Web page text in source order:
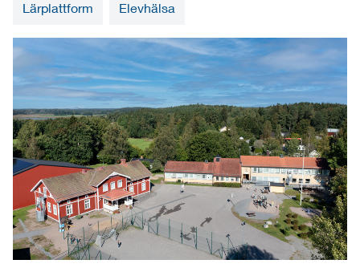
Lärplattform Elevhälsa